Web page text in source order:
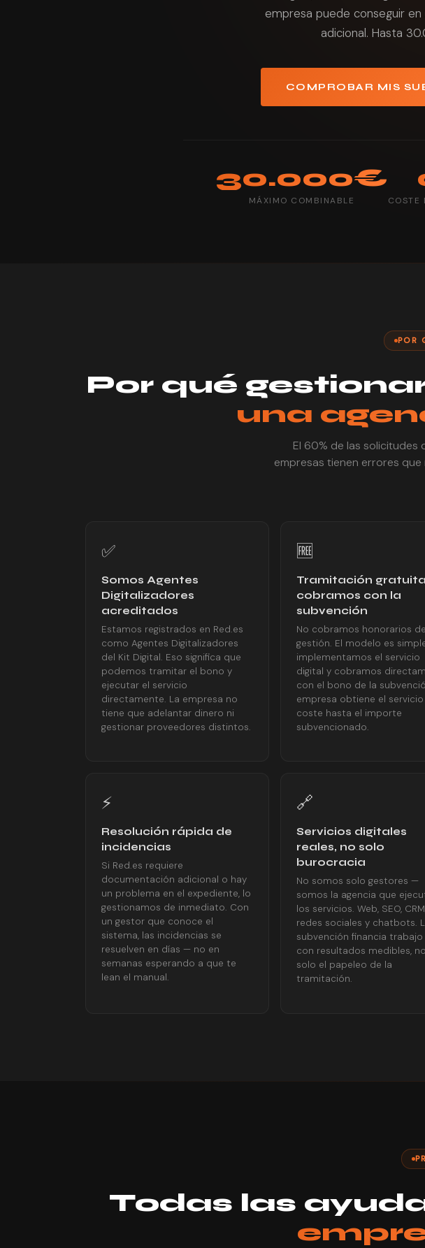
empresa puede conseguir
adicional. Hasta
COMPROBAR MIS
30.000€
MÁXIMO COMBINABLE COSTE
POR
Por qué
una
El 60% de las solicitudes
empresas tienen errores
✅
Somos Agentes
Digitalizadores
acreditados
Estamos registrados en Red.es
como Agentes Digitalizadores
del Kit Digital. Eso significa que
podemos tramitar el bono y
ejecutar el servicio
directamente. La empresa no
tiene que adelantar dinero ni
gestionar proveedores distintos.
🆓
Tramitación
cobramos con la
subvención
No cobramos honorarios de
gestión. El modelo es
implementamos el servicio
digital y cobramos
con el bono de la
empresa obtiene el servicio
coste hasta el importe
subvencionado.
⚡
Resolución rápida de
incidencias
Si Red.es requiere
documentación adicional o hay
un problema en el expediente, lo
gestionamos de inmediato. Con
un gestor que conoce el
sistema, las incidencias se
resuelven en días — no en
semanas esperando a que te
lean el manual.
🔗
Servicios digitales
reales, no solo
burocracia
No somos solo gestores —
somos la agencia que
los servicios. Web, SEO,
redes sociales y chatbots.
subvención financia trabajo
con resultados medibles, no
solo el papeleo de la
tramitación.
Todas las